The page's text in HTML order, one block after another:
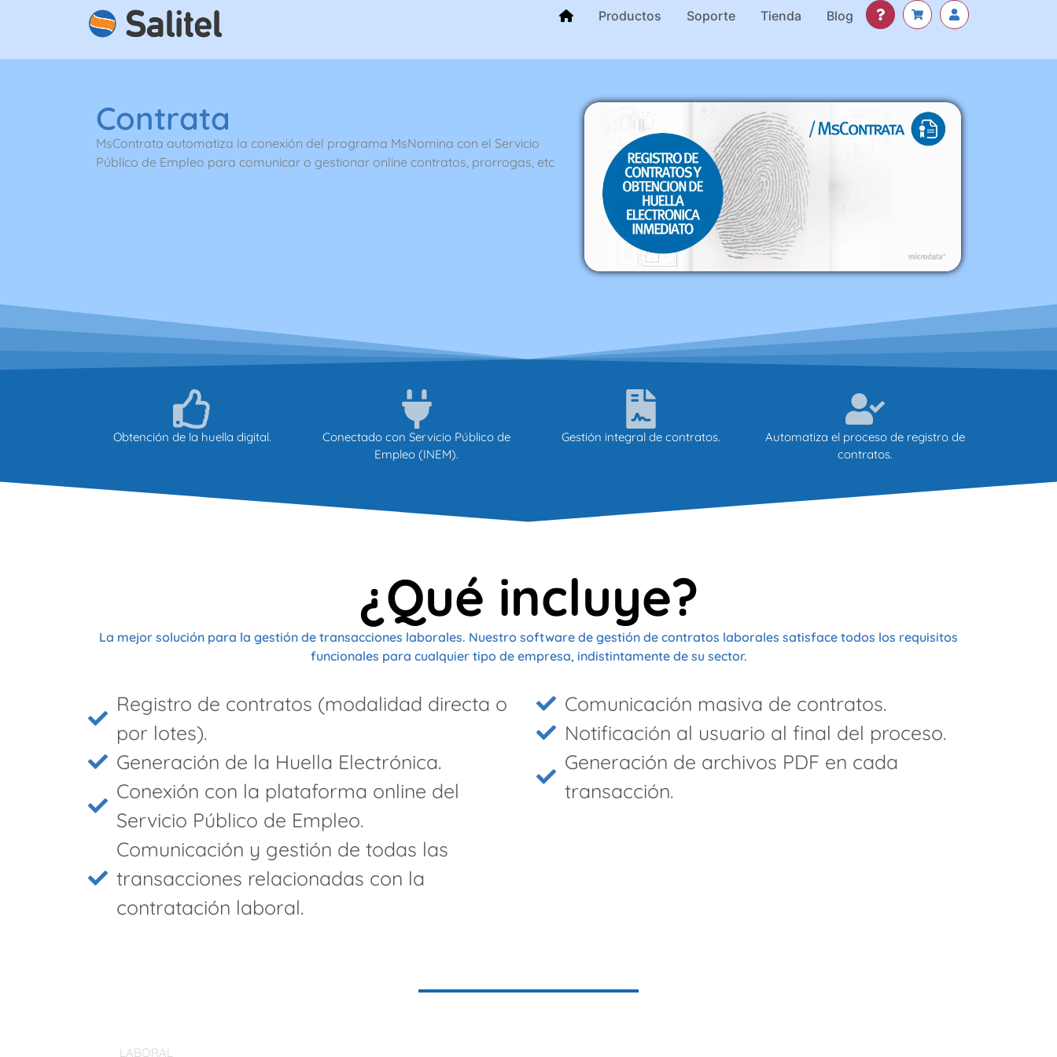
Productos Soporte Tienda Blog
Contrata
MsContrata automatiza la conexión del programa MsNomina con el Servicio
Público de Empleo para comunicar o gestionar online contratos, prorrogas, etc
Obtención de la huella digital.
Conectado con Servicio Público de
Empleo (INEM).
Gestión integral de contratos.
Automatiza el proceso de registro de
contratos.
¿Qué incluye?
La mejor solución para la gestión de transacciones laborales. Nuestro software de gestión de contratos laborales satisface todos los requisitos
funcionales para cualquier tipo de empresa, indistintamente de su sector.
Registro de contratos (modalidad directa o
por lotes).
Generación de la Huella Electrónica.
Conexión con la plataforma online del
Servicio Público de Empleo.
Comunicación y gestión de todas las
transacciones relacionadas con la
contratación laboral.
Comunicación masiva de contratos.
Notificación al usuario al final del proceso.
Generación de archivos PDF en cada
transacción.
LABORAL